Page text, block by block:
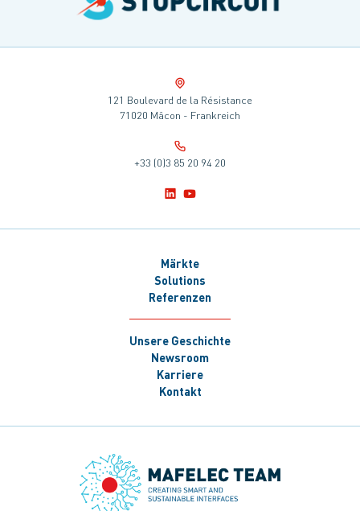
121 Boulevard de la Résistance
71020 Mâcon - Frankreich
+33 (0)3 85 20 94 20
Märkte
Solutions
Referenzen
Unsere Geschichte
Newsroom
Karriere
Kontakt